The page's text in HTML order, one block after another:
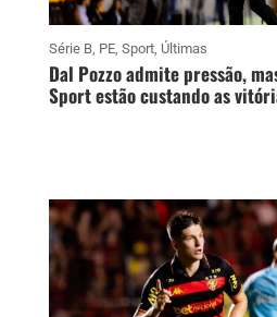
Série B, PE, Sport, Últimas
Dal Pozzo admite pressão,
Sport estão custando as